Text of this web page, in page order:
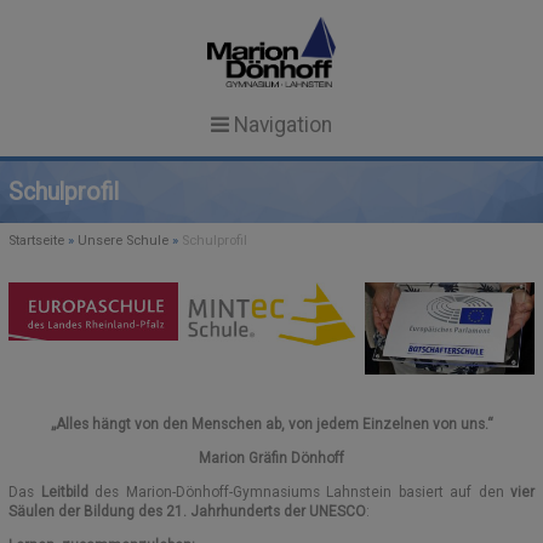
Navigation
Startseite
News
NEWS
TERMINE
Unsere Schule
SCHULPROFIL
GTS IN ANGEBOTSFORM
MENSA
CULINARIUM
Schulgemeinschaft
MITARBEITERINNEN
SEKRETARIAT
SCHÜLERVERTRETUNG (SV)
FACHUNTERRICHT
REGELN UND ZEITEN
AG-ANGEBOT
Service
FORMULARE
ESSENSBESTELLUNG
for:
Schulprofil
Startseite » Unsere Schule » Schulprofil
„Alles hängt von den Menschen ab, von jedem Einzelnen von uns.“
Marion Gräfin Dönhoff
Das Leitbild des Marion-Dönhoff-Gymnasiums Lahnstein basiert auf den vier
Säulen der Bildung des 21. Jahrhunderts der UNESCO: